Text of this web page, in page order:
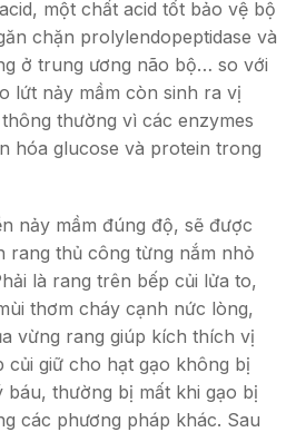
một chất acid tốt bảo vệ bộ
chặn prolylendopeptidase và
ở trung ương não bộ… so với
lứt nảy mầm còn sinh ra vị
thường vì các enzymes
hóa glucose và protein trong
nảy mầm đúng độ, sẽ được
rang thủ công từng nắm nhỏ
là rang trên bếp củi lửa to,
thơm cháy cạnh nức lòng,
vừng rang giúp kích thích vị
củi giữ cho hạt gạo không bị
báu, thường bị mất khi gạo bị
các phương pháp khác. Sau